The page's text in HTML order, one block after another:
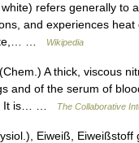
refers generally to
and experiences
…
Wikipedia
A thick, viscous
and of the serum of
It is… …
The Collaborative
Eiweiß, Eiweißstoff